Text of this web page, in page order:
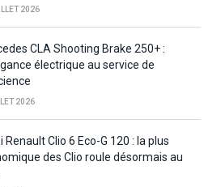
2026
CLA Shooting Brake 250+ :
électrique au service de
2026
Renault Clio 6 Eco-G 120 : la plus
des Clio roule désormais au